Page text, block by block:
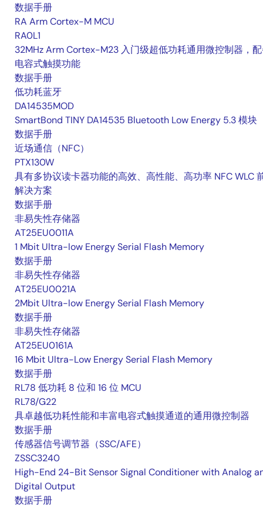
数据手册
RA Arm Cortex-M MCU
RA0L1
32MHz Arm Cortex-M23 入门级超低功耗通用微控制器，
电容式触摸功能
数据手册
低功耗蓝牙
DA14535MOD
SmartBond TINY DA14535 Bluetooth Low Energy 5.3 模块
数据手册
近场通信（NFC）
PTX130W
具有多协议读卡器功能的高效、高性能、高功率 NFC WLC
解决方案
数据手册
非易失性存储器
AT25EU0011A
1 Mbit Ultra-low Energy Serial Flash Memory
数据手册
非易失性存储器
AT25EU0021A
2Mbit Ultra-low Energy Serial Flash Memory
数据手册
非易失性存储器
AT25EU0161A
16 Mbit Ultra-Low Energy Serial Flash Memory
数据手册
RL78 低功耗 8 位和 16 位 MCU
RL78/G22
具卓越低功耗性能和丰富电容式触摸通道的通用微控制器
数据手册
传感器信号调节器（SSC/AFE）
ZSSC3240
High-End 24-Bit Sensor Signal Conditioner with Analog
Digital Output
数据手册